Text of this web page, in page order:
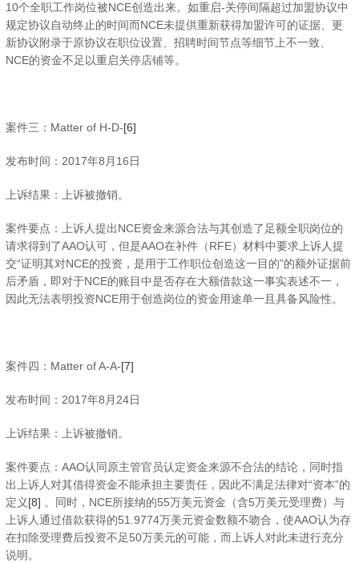
10个全职工作岗位被NCE创造出来。如重启-关停间隔超过加盟协议中
规定协议自动终止的时间而NCE未提供重新获得加盟许可的证据、更
新协议附录于原协议在职位设置、招聘时间节点等细节上不一致、
NCE的资金不足以重启关停店铺等。
案件三：Matter of H-D-[6]
发布时间：2017年8月16日
上诉结果：上诉被撤销。
案件要点：上诉人提出NCE资金来源合法与其创造了足额全职岗位的
请求得到了AAO认可，但是AAO在补件（RFE）材料中要求上诉人提
交“证明其对NCE的投资，是用于工作职位创造这一目的”的额外证据前
后矛盾，即对于NCE的账目中是否存在大额借款这一事实表述不一，
因此无法表明投资NCE用于创造岗位的资金用途单一且具备风险性。
案件四：Matter of A-A-[7]
发布时间：2017年8月24日
上诉结果：上诉被撤销。
案件要点：AAO认同原主管官员认定资金来源不合法的结论，同时指
出上诉人对其借得资金不能承担主要责任，因此不满足法律对“资本”的
定义[8] 。同时，NCE所接纳的55万美元资金（含5万美元受理费）与
上诉人通过借款获得的51.9774万美元资金数额不吻合，使AAO认为存
在扣除受理费后投资不足50万美元的可能，而上诉人对此未进行充分
说明。